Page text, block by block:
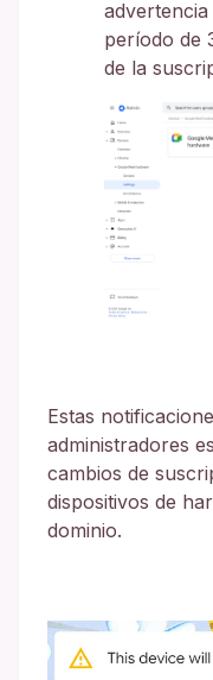
período de
de la
Estas
administradores
cambios de
dispositivos de
dominio.